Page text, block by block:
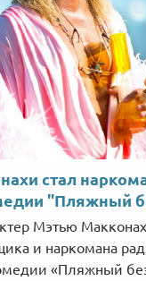
стал
"Пляжный
Мэтью
и наркомана
«Пляжный